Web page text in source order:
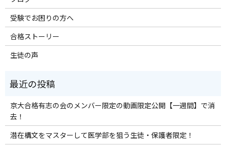
受験でお困りの方へ
合格ストーリー
生徒の声
京大合格有志の会のメンバー限定の動画限定公開【一週間】で消
去！
潜在構文をマスターして医学部を狙う生徒・保護者限定！